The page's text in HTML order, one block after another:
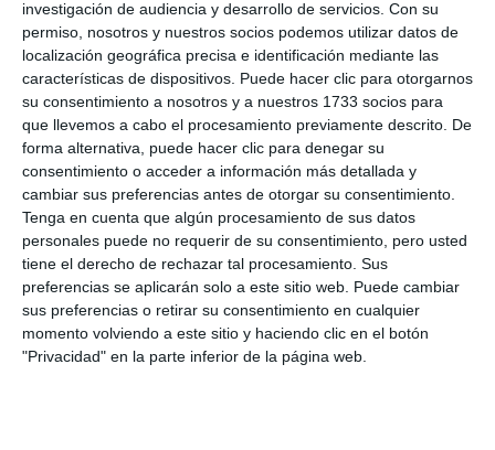
investigación de audiencia y desarrollo de servicios. Con su
permiso, nosotros y nuestros socios podemos utilizar datos de
localización geográfica precisa e identificación mediante las
características de dispositivos. Puede hacer clic para otorgarnos
su consentimiento a nosotros y a nuestros 1733 socios para
que llevemos a cabo el procesamiento previamente descrito. De
forma alternativa, puede hacer clic para denegar su
consentimiento o acceder a información más detallada y
cambiar sus preferencias antes de otorgar su consentimiento.
Tenga en cuenta que algún procesamiento de sus datos
personales puede no requerir de su consentimiento, pero usted
tiene el derecho de rechazar tal procesamiento. Sus
preferencias se aplicarán solo a este sitio web. Puede cambiar
sus preferencias o retirar su consentimiento en cualquier
momento volviendo a este sitio y haciendo clic en el botón
"Privacidad" en la parte inferior de la página web.
De los trabajos se encargan operarios del equipo de
mantenimiento de Educación y de Servicios Operativos. MJ
GÓMEZ
Comparte esta noticia desde el siguiente enlace: